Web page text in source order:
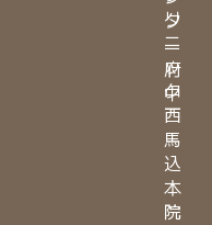
リ
ニ
ッ
ク
西
馬
込
本
院
タ
ー
府
中